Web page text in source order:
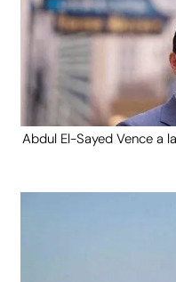
Abdul El-Sayed Vence a